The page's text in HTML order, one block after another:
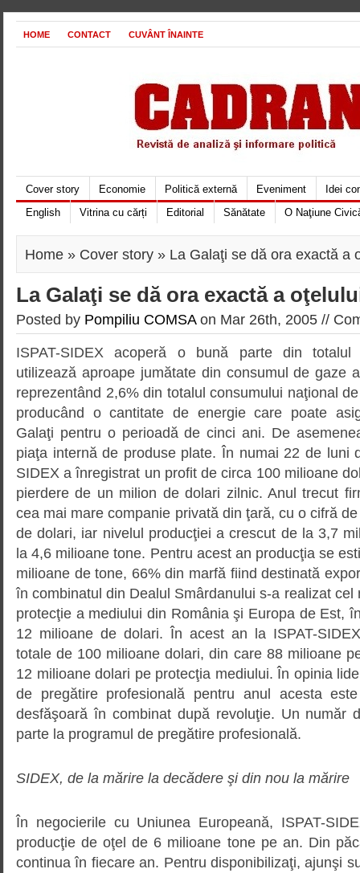
HOME CONTACT CUVÂNT ÎNAINTE
Cover story Economie Politică externă Eveniment
Idei
English
Vitrina cu cărți Editorial Sănătate O Naţiune
Home » Cover story » La Galaţi se dă ora exactă a
La Galaţi se dă ora exactă a
Posted by Pompiliu COMSAon Mar 26th, 2005 //
ISPAT-SIDEX acoperă o bună parte din totalul
utilizează aproape jumătate din consumul de gaze
reprezentând 2,6% din totalul consumului naţional
producând o cantitate de energie care poate
Galaţi pentru o perioadă de cinci ani. De
piaţa internă de produse plate. În numai 22 de luni
SIDEX a înregistrat un profit de circa 100 milioane
pierdere de un milion de dolari zilnic. Anul trecut
cea mai mare companie privată din ţară, cu o cifră
de dolari, iar nivelul producţiei a crescut de la 3,7
la 4,6 milioane tone. Pentru acest an producţia se
milioane de tone, 66% din marfă fiind destinată
în combinatul din Dealul Smârdanului s-a realizat cel
protecţie a mediului din România şi Europa de Est,
12 milioane de dolari. În acest an la ISPAT-
totale de 100 milioane dolari, din care 88 milioane
12 milioane dolari pe protecţia mediului. În opinia
de pregătire profesională pentru anul acesta
desfăşoară în combinat după revoluţie. Un număr
parte la programul de pregătire profesională.
SIDEX, de la mărire la decădere şi din nou la mărire
În negocierile cu Uniunea Europeană, ISPAT-
producţie de oţel de 6 milioane tone pe an. Din
continua în fiecare an. Pentru disponibilizaţi, ajunşi